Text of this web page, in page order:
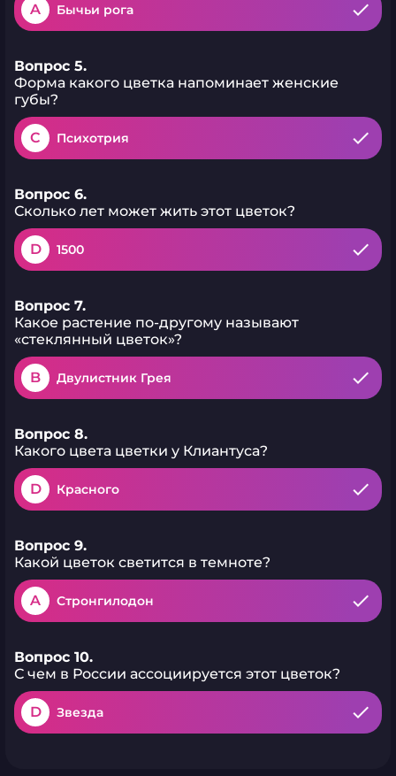
A Бычьи рога
Вопрос 5.
Форма какого цветка напоминает женские
губы?
C Психотрия
Вопрос 6.
Сколько лет может жить этот цветок?
D 1500
Вопрос 7.
Какое растение по-другому называют
«стеклянный цветок»?
B Двулистник Грея
Вопрос 8.
Какого цвета цветки у Клиантуса?
D Красного
Вопрос 9.
Какой цветок светится в темноте?
A Стронгилодон
Вопрос 10.
С чем в России ассоциируется этот цветок?
D Звезда